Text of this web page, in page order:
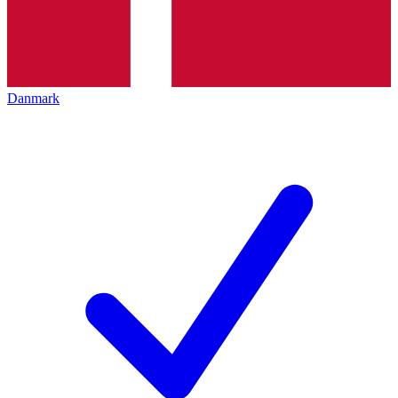
Danmark